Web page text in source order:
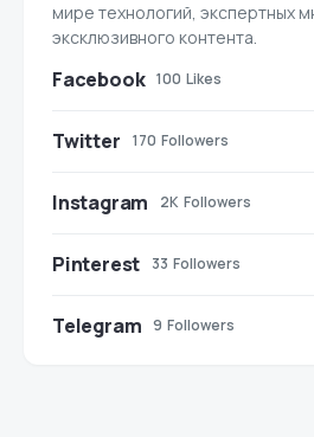
мире технологий, экспертных
эксклюзивного контента.
Facebook 100 Likes
Twitter 170 Followers
Instagram 2K Followers
Pinterest 33 Followers
Telegram 9 Followers